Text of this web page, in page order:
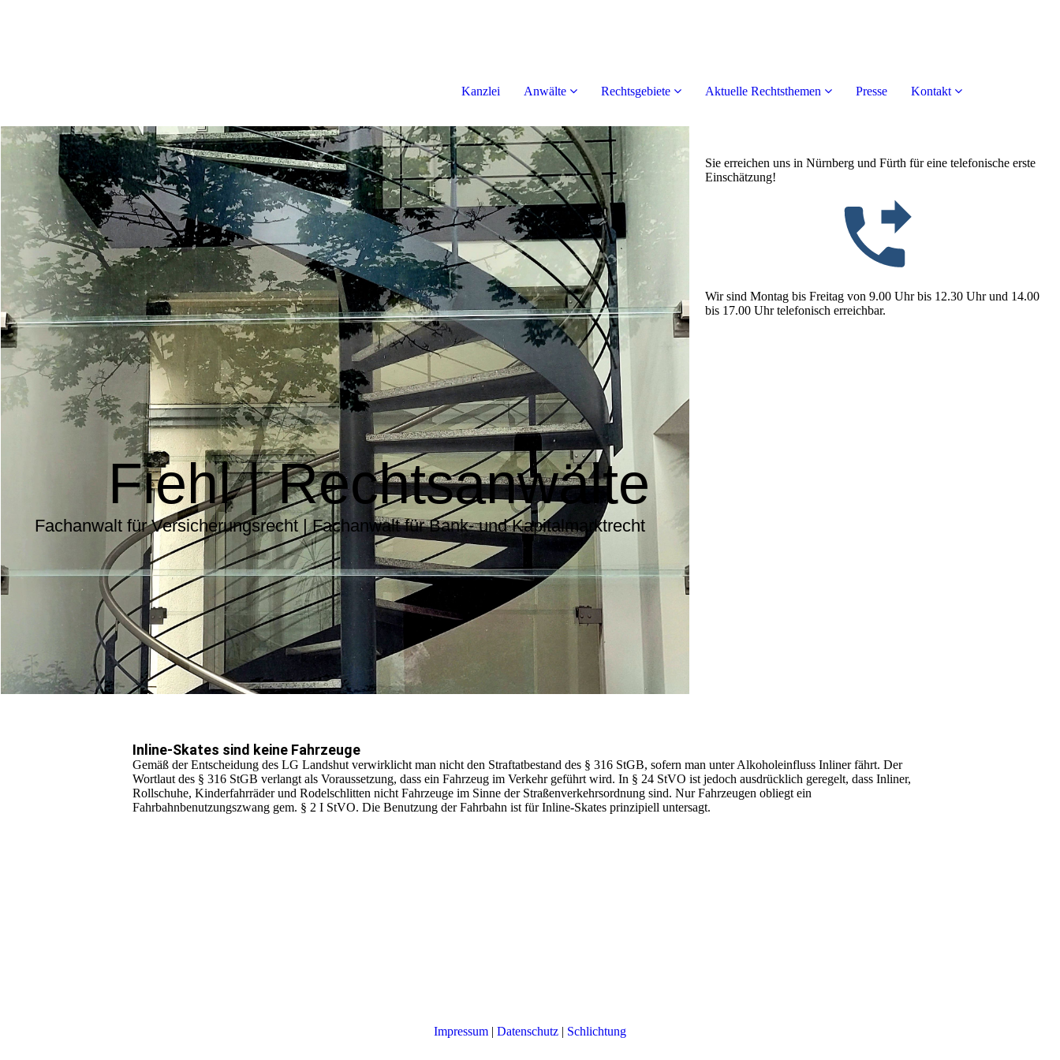
Kanzlei Anwälte Rechtsgebiete Aktuelle Rechtsthemen Presse Kontakt
Fiehl | Rechtsanwälte
Fachanwalt für Versicherungsrecht | Fachanwalt für Bank- und Kapitalmarktrecht
Sie erreichen uns in Nürnberg und Fürth für eine telefonische erste
Einschätzung!
Wir sind Montag bis Freitag von 9.00 Uhr bis 12.30 Uhr und 14.00
bis 17.00 Uhr telefonisch erreichbar.
Inline-Skates sind keine Fahrzeuge
Gemäß der Entscheidung des LG Landshut verwirklicht man nicht den Straftatbestand des § 316 StGB, sofern man unter Alkoholeinfluss Inliner fährt. Der
Wortlaut des § 316 StGB verlangt als Voraussetzung, dass ein Fahrzeug im Verkehr geführt wird. In § 24 StVO ist jedoch ausdrücklich geregelt, dass Inliner,
Rollschuhe, Kinderfahrräder und Rodelschlitten nicht Fahrzeuge im Sinne der Straßenverkehrsordnung sind. Nur Fahrzeugen obliegt ein
Fahrbahnbenutzungszwang gem. § 2 I StVO. Die Benutzung der Fahrbahn ist für Inline-Skates prinzipiell untersagt.
Impressum | Datenschutz | Schlichtung